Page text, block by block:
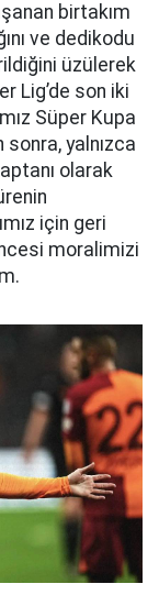
birtakım
ve dedikodu
üzülerek
Lig’de son iki
Süper Kupa
sonra, yalnızca
olarak
için geri
moralimizi